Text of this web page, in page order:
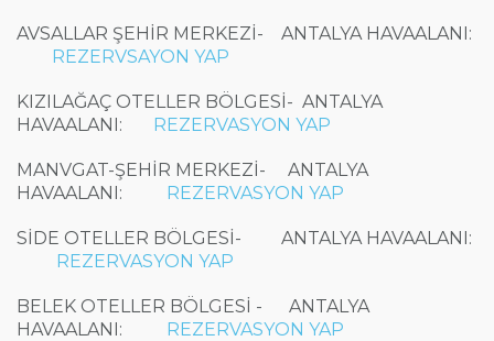
AVSALLAR ŞEHİR MERKEZİ- ANTALYA HAVAALANI:
REZERVSAYON YAP
KIZILAĞAÇ OTELLER BÖLGESİ- ANTALYA
HAVAALANI: REZERVASYON YAP
MANVGAT-ŞEHİR MERKEZİ- ANTALYA
HAVAALANI: REZERVASYON YAP
SİDE OTELLER BÖLGESİ- ANTALYA HAVAALANI:
REZERVASYON YAP
BELEK OTELLER BÖLGESİ - ANTALYA
HAVAALANI: REZERVASYON YAP